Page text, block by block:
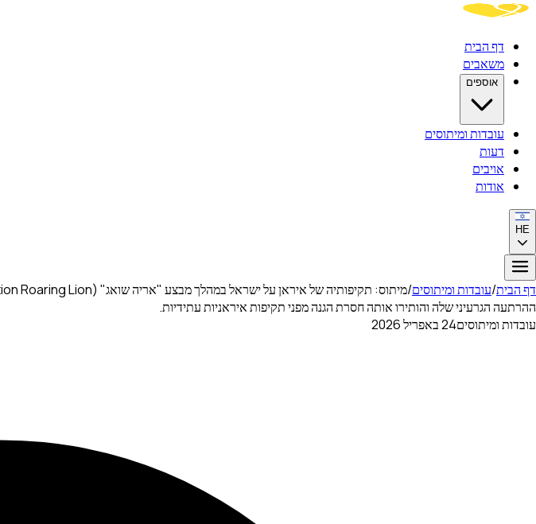
דף הבית
משאבים
אוספים
עובדות ומיתוסים
דעות
אויבים
אודות
HE
דף הבית/עובדות ומיתוסים/
ההרתעה הגרעיני שלה והותירו אותה חסרת הגנה מפני תקיפות איראניות עתידיות.
עובדות ומיתוסים24 באפריל 2026